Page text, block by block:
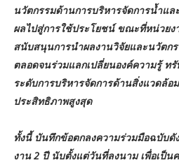
นวัตกรรมด้านการบริหารจัดการน้ำแล
ผลไปสู่การใช้ประโยชน์ ขณะที่หน่วยง
สนับสนุนการนำผลงานวิจัยและนวัตก
ตลอดจนร่วมแลกเปลี่ยนองค์ความรู้ ท
ระดับการบริหารจัดการด้านสิ่งแวดล้อ
ประสิทธิภาพสูงสุด
ทั้งนี้ บันทึกข้อตกลงความร่วมมือฉบับดั
งาน 2 ปี นับตั้งแต่วันที่ลงนาม เพื่อเป็น